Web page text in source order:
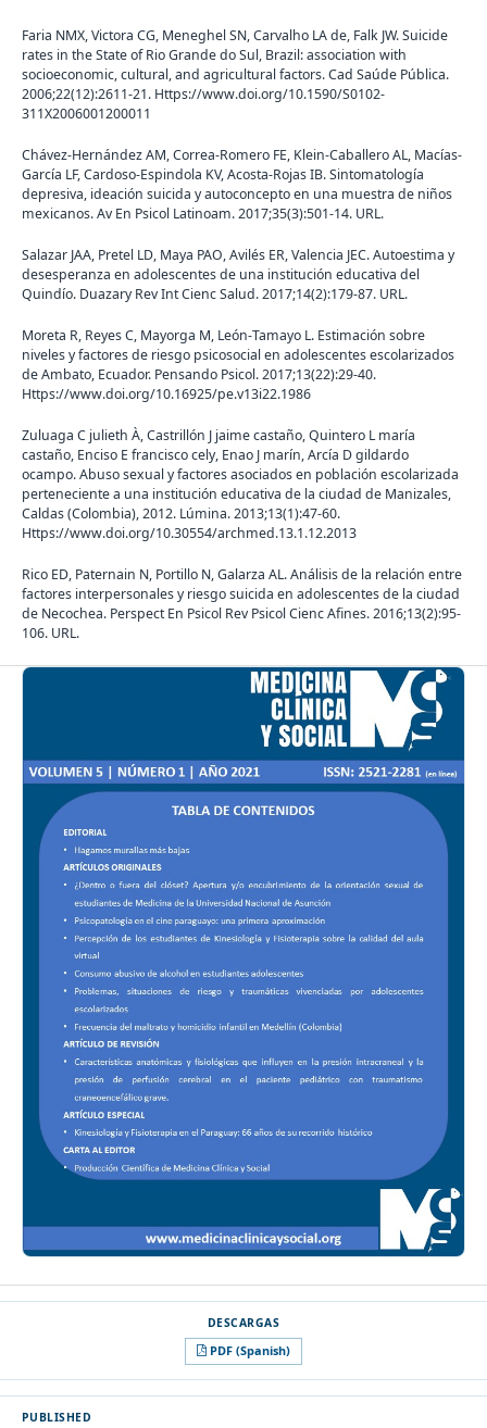
Faria NMX, Victora CG, Meneghel SN, Carvalho LA de, Falk JW. Suicide
rates in the State of Rio Grande do Sul, Brazil: association with
socioeconomic, cultural, and agricultural factors. Cad Saúde Pública.
2006;22(12):2611-21. Https://www.doi.org/10.1590/S0102-
311X2006001200011
Chávez-Hernández AM, Correa-Romero FE, Klein-Caballero AL, Macías-
García LF, Cardoso-Espindola KV, Acosta-Rojas IB. Sintomatología
depresiva, ideación suicida y autoconcepto en una muestra de niños
mexicanos. Av En Psicol Latinoam. 2017;35(3):501-14. URL.
Salazar JAA, Pretel LD, Maya PAO, Avilés ER, Valencia JEC. Autoestima y
desesperanza en adolescentes de una institución educativa del
Quindío. Duazary Rev Int Cienc Salud. 2017;14(2):179-87. URL.
Moreta R, Reyes C, Mayorga M, León-Tamayo L. Estimación sobre
niveles y factores de riesgo psicosocial en adolescentes escolarizados
de Ambato, Ecuador. Pensando Psicol. 2017;13(22):29-40.
Https://www.doi.org/10.16925/pe.v13i22.1986
Zuluaga C julieth À, Castrillón J jaime castaño, Quintero L maría
castaño, Enciso E francisco cely, Enao J marín, Arcía D gildardo
ocampo. Abuso sexual y factores asociados en población escolarizada
perteneciente a una institución educativa de la ciudad de Manizales,
Caldas (Colombia), 2012. Lúmina. 2013;13(1):47-60.
Https://www.doi.org/10.30554/archmed.13.1.12.2013
Rico ED, Paternain N, Portillo N, Galarza AL. Análisis de la relación entre
factores interpersonales y riesgo suicida en adolescentes de la ciudad
de Necochea. Perspect En Psicol Rev Psicol Cienc Afines. 2016;13(2):95-
106. URL.
PDF (Spanish)
PUBLISHED